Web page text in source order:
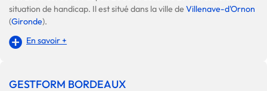
situation de handicap. Il est situé dans la ville deVillenave-d'Ornon
(Gironde).
En savoir +
GESTFORM BORDEAUX